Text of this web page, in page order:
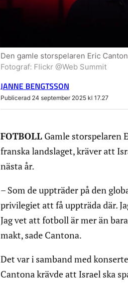
Den gamle storspelaren Eric
Fotograf: Flickr @Web Summit
JANNE BENGTSSON
Publicerad 24 september 2025 kl 17.27
FOTBOLL Gamle storspelaren
franska landslaget, kräver att
nästa år.
– Som de uppträder på den
privilegiet att få uppträda där.
Jag vet att fotboll är mer än
makt, sade Cantona.
Det var i samband med
Cantona krävde att Israel ska